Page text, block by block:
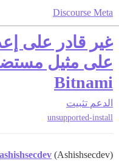
Discourse Meta
Bitnami
الدعم تثبيت
unsupported-install
ashishsecdev (Ashishsecdev)